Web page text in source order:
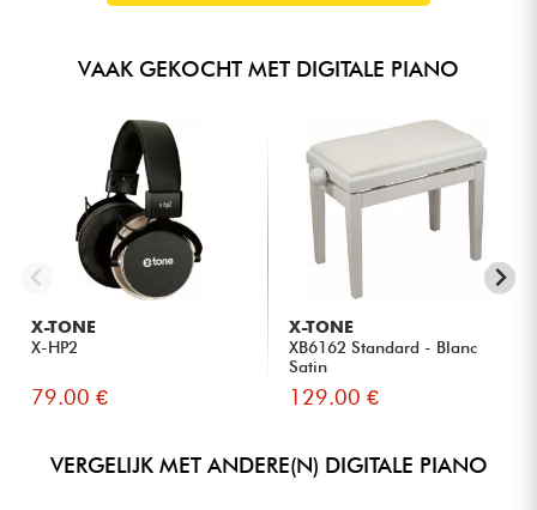
VAAK GEKOCHT MET DIGITALE PIANO
X-TONE
X-HP2
79.00 €
X-TONE
XB6162 Standard - Blanc
Satin
129.00 €
VERGELIJK MET ANDERE(N) DIGITALE PIANO